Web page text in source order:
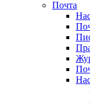
Почта